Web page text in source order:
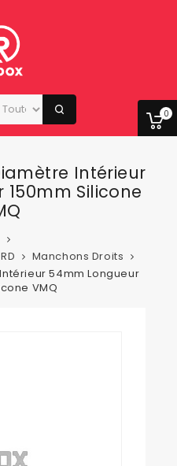
0
Intérieur
Silicone
Manchons Droits
54mm Longueur
VMQ